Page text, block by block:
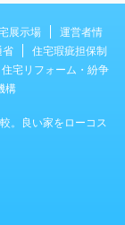
展示場
運営者情
省
住宅瑕疵担保制
住宅リフォーム・紛争
構
。良い家をローコス